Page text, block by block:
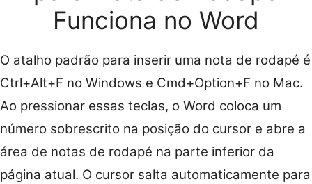
Funciona no Word
O atalho padrão para inserir uma nota de rodapé é
Ctrl+Alt+F no Windows e Cmd+Option+F no Mac.
Ao pressionar essas teclas, o Word coloca um
número sobrescrito na posição do cursor e abre a
área de notas de rodapé na parte inferior da
página atual. O cursor salta automaticamente para